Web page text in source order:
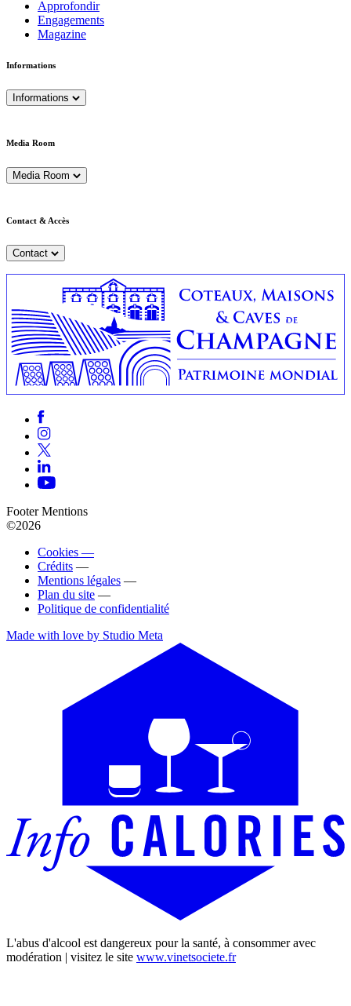
Approfondir
Engagements
Magazine
Informations
Informations
Media Room
Media Room
Contact & Accès
Contact
Footer Mentions
©2026
Cookies —
Crédits —
Mentions légales —
Plan du site —
Politique de confidentialité
Made with love by Studio Meta
L'abus d'alcool est dangereux pour la santé, à consommer avec
modération | visitez le site www.vinetsociete.fr